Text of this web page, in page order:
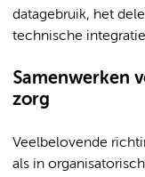
datagebruik, het
technische
Samenwerken
zorg
Veelbelovende
als in